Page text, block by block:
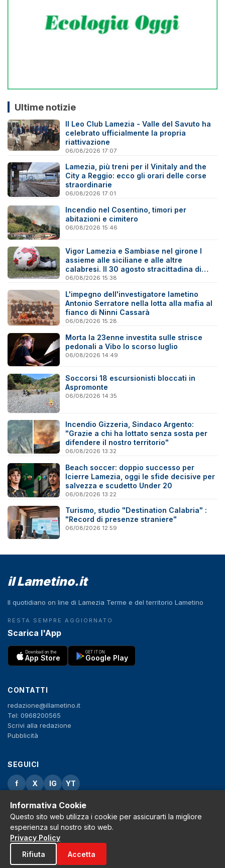
Ultime notizie
Il Leo Club Lamezia - Valle del Savuto ha
celebrato ufficialmente la propria
riattivazione
06/08/2026 17:07
Lamezia, più treni per il Vinitaly and the
City a Reggio: ecco gli orari delle corse
straordinarie
06/08/2026 17:01
Incendio nel Cosentino, timori per
abitazioni e cimitero
06/08/2026 15:46
Vigor Lamezia e Sambiase nel girone I
assieme alle siciliane e alle altre
calabresi. Il 30 agosto stracittadina di
Coppa Italia
06/08/2026 15:38
L'impegno dell'investigatore lametino
Antonio Serratore nella lotta alla mafia al
fianco di Ninni Cassarà
06/08/2026 15:28
Morta la 23enne investita sulle strisce
pedonali a Vibo lo scorso luglio
06/08/2026 14:49
Soccorsi 18 escursionisti bloccati in
Aspromonte
06/08/2026 14:35
Incendio Gizzeria, Sindaco Argento:
"Grazie a chi ha lottato senza sosta per
difendere il nostro territorio"
06/08/2026 13:32
Beach soccer: doppio successo per
Icierre Lamezia, oggi le sfide decisive per
salvezza e scudetto Under 20
06/08/2026 13:22
Turismo, studio "Destination Calabria" :
"Record di presenze straniere"
06/08/2026 12:59
il Lametino.it
Il quotidiano on line di Lamezia Terme e del territorio Lametino
RESTA SEMPRE AGGIORNATO
Scarica l'App
Download on the
App Store
GET IT ON
Google Play
CONTATTI
redazione@illametino.it
Tel: 0968200565
Scrivi alla redazione
Pubblicità
SEGUICI
f X IG YT
Privacy Policy
Cookie Policy
Note legali
La Redazione
Informativa Cookie
Questo sito web utilizza i cookie per assicurarti la migliore
esperienza sul nostro sito web.
Privacy Policy
Rifiuta
Accetta